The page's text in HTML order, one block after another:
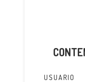
USUARIO